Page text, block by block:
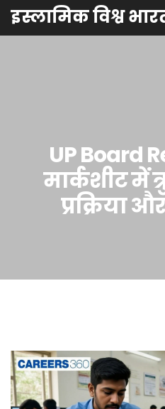
इस्लामिक विश्व
UP Board
मार्कशीट में
प्रक्रिया